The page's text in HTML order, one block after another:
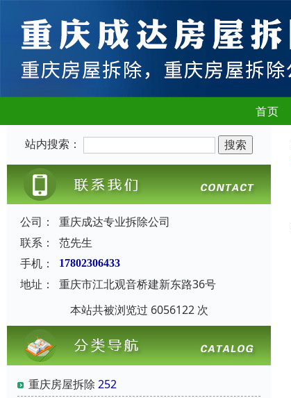
首页
站内搜索：
公司：
重庆成达专业拆除公司
联系：
范先生
手机：
17802306433
地址：
重庆市江北观音桥建新东路36号
本站共被浏览过 6056122 次
重庆房屋拆除 252